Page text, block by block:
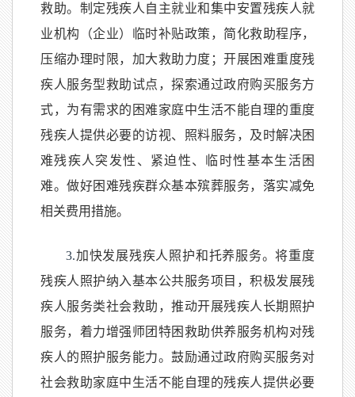
救助。制定残疾人自主就业和集中安置残疾人就
业机构（企业）临时补贴政策，简化救助程序，
压缩办理时限，加大救助力度；开展困难重度残
疾人服务型救助试点，探索通过政府购买服务方
式，为有需求的困难家庭中生活不能自理的重度
残疾人提供必要的访视、照料服务，及时解决困
难残疾人突发性、紧迫性、临时性基本生活困
难。做好困难残疾群众基本殡葬服务，落实减免
相关费用措施。
3.加快发展残疾人照护和托养服务。将重度
残疾人照护纳入基本公共服务项目，积极发展残
疾人服务类社会救助，推动开展残疾人长期照护
服务，着力增强师团特困救助供养服务机构对残
疾人的照护服务能力。鼓励通过政府购买服务对
社会救助家庭中生活不能自理的残疾人提供必要